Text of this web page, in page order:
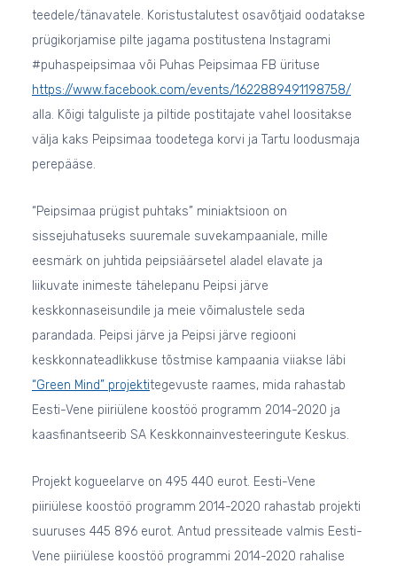
teedele/tänavatele. Koristustalutest osavõtjaid oodatakse
prügikorjamise pilte jagama postitustena Instagrami
#puhaspeipsimaa või Puhas Peipsimaa FB ürituse
https://www.facebook.com/events/1622889491198758/
alla. Kõigi talguliste ja piltide postitajate vahel loositakse
välja kaks Peipsimaa toodetega korvi ja Tartu loodusmaja
perepääse.
“Peipsimaa prügist puhtaks” miniaktsioon on
sissejuhatuseks suuremale suvekampaaniale, mille
eesmärk on juhtida peipsiäärsetel aladel elavate ja
liikuvate inimeste tähelepanu Peipsi järve
keskkonnaseisundile ja meie võimalustele seda
parandada. Peipsi järve ja Peipsi järve regiooni
keskkonnateadlikkuse tõstmise kampaania viiakse läbi
“Green Mind” projektitegevuste raames, mida rahastab
Eesti-Vene piiriülene koostöö programm 2014-2020 ja
kaasfinantseerib SA Keskkonnainvesteeringute Keskus.
Projekt kogueelarve on 495 440 eurot. Eesti-Vene
piiriülese koostöö programm 2014-2020 rahastab projekti
suuruses 445 896 eurot. Antud pressiteade valmis Eesti-
Vene piiriülese koostöö programmi 2014-2020 rahalise